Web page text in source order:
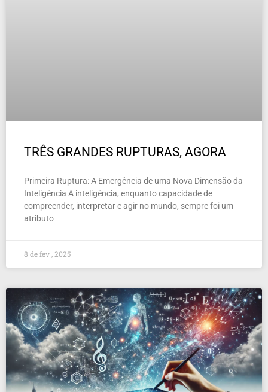
TRÊS GRANDES RUPTURAS, AGORA
Primeira Ruptura: A Emergência de uma Nova Dimensão da
Inteligência A inteligência, enquanto capacidade de
compreender, interpretar e agir no mundo, sempre foi um
atributo
8 de fev , 2025